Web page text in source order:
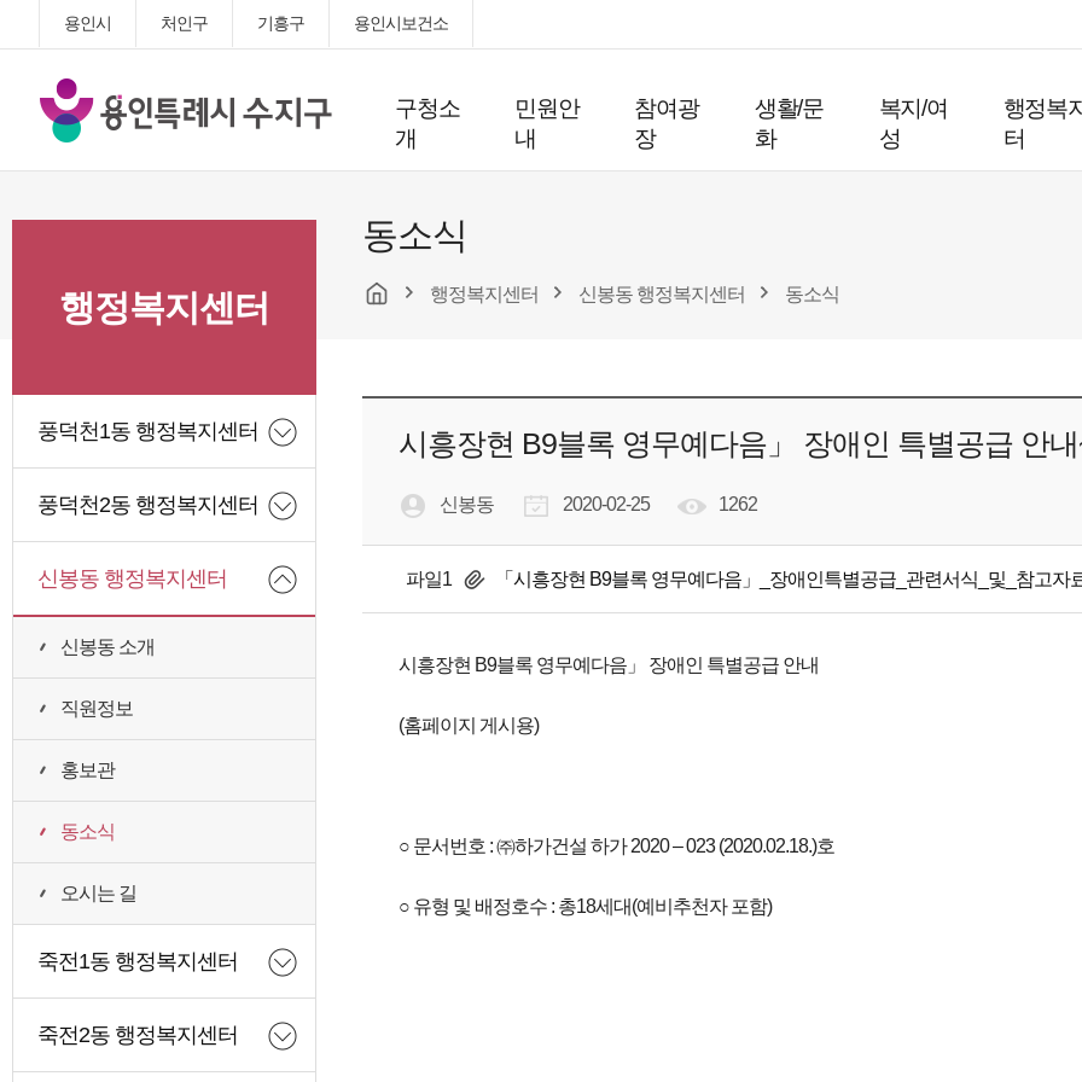
용인시 처인구 기흥구 용인시보건소
용
인
특
시
구
구청소
개
민원안
내
참여광
장
생활/문
화
복지/여
성
행정복
터
행정복지센터
풍덕천1동 행정복지센터
풍덕천2동 행정복지센터
신봉동 행정복지센터
신봉동 소개
직원정보
홍보관
동소식
오시는 길
죽전1동 행정복지센터
죽전2동 행정복지센터
동소식
행정복지센터 신봉동 행정복지센터 동소식
시흥장현 B9블록 영무예다음」 장애인 특별공급 안
신봉동 2020-02-25 1262
파일1 「시흥장현 B9블록 영무예다음」_장애인특별공급_관련서식_및_참고자
시흥장현 B9블록 영무예다음」 장애인 특별공급 안내
(홈페이지 게시용)
○ 문서번호 : ㈜하가건설 하가 2020 – 023 (2020.02.18.)호
○ 유형 및 배정호수 : 총18세대(예비추천자 포함)